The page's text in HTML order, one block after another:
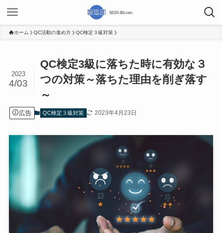
ホーム QC活動の進め方 QC検定３級対策
QC検定3級に落ちた時に有効な３
つの対策～落ちた理由を削ぎ落す
～
2023
4/03
広告 QC検定３級対策 2023年4月23日